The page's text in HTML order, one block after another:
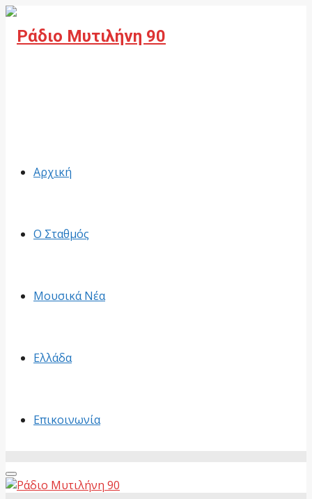
Αρχική
Ο Σταθμός
Μουσικά Νέα
Ελλάδα
Επικοινωνία
Primary
Menu